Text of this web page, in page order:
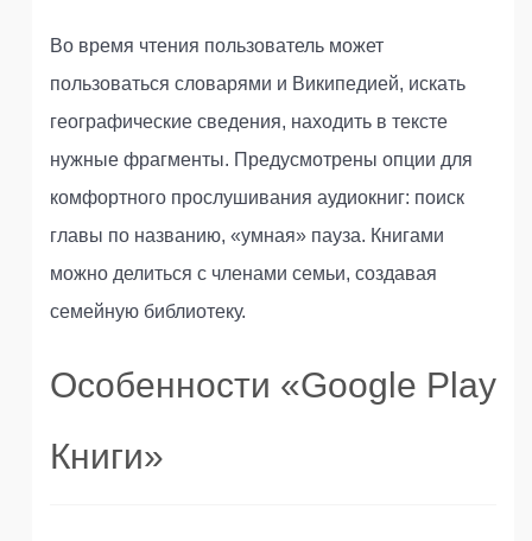
Во время чтения пользователь может
пользоваться словарями и Википедией, искать
географические сведения, находить в тексте
нужные фрагменты. Предусмотрены опции для
комфортного прослушивания аудиокниг: поиск
главы по названию, «умная» пауза. Книгами
можно делиться с членами семьи, создавая
семейную библиотеку.
Особенности «Google Play
Книги»